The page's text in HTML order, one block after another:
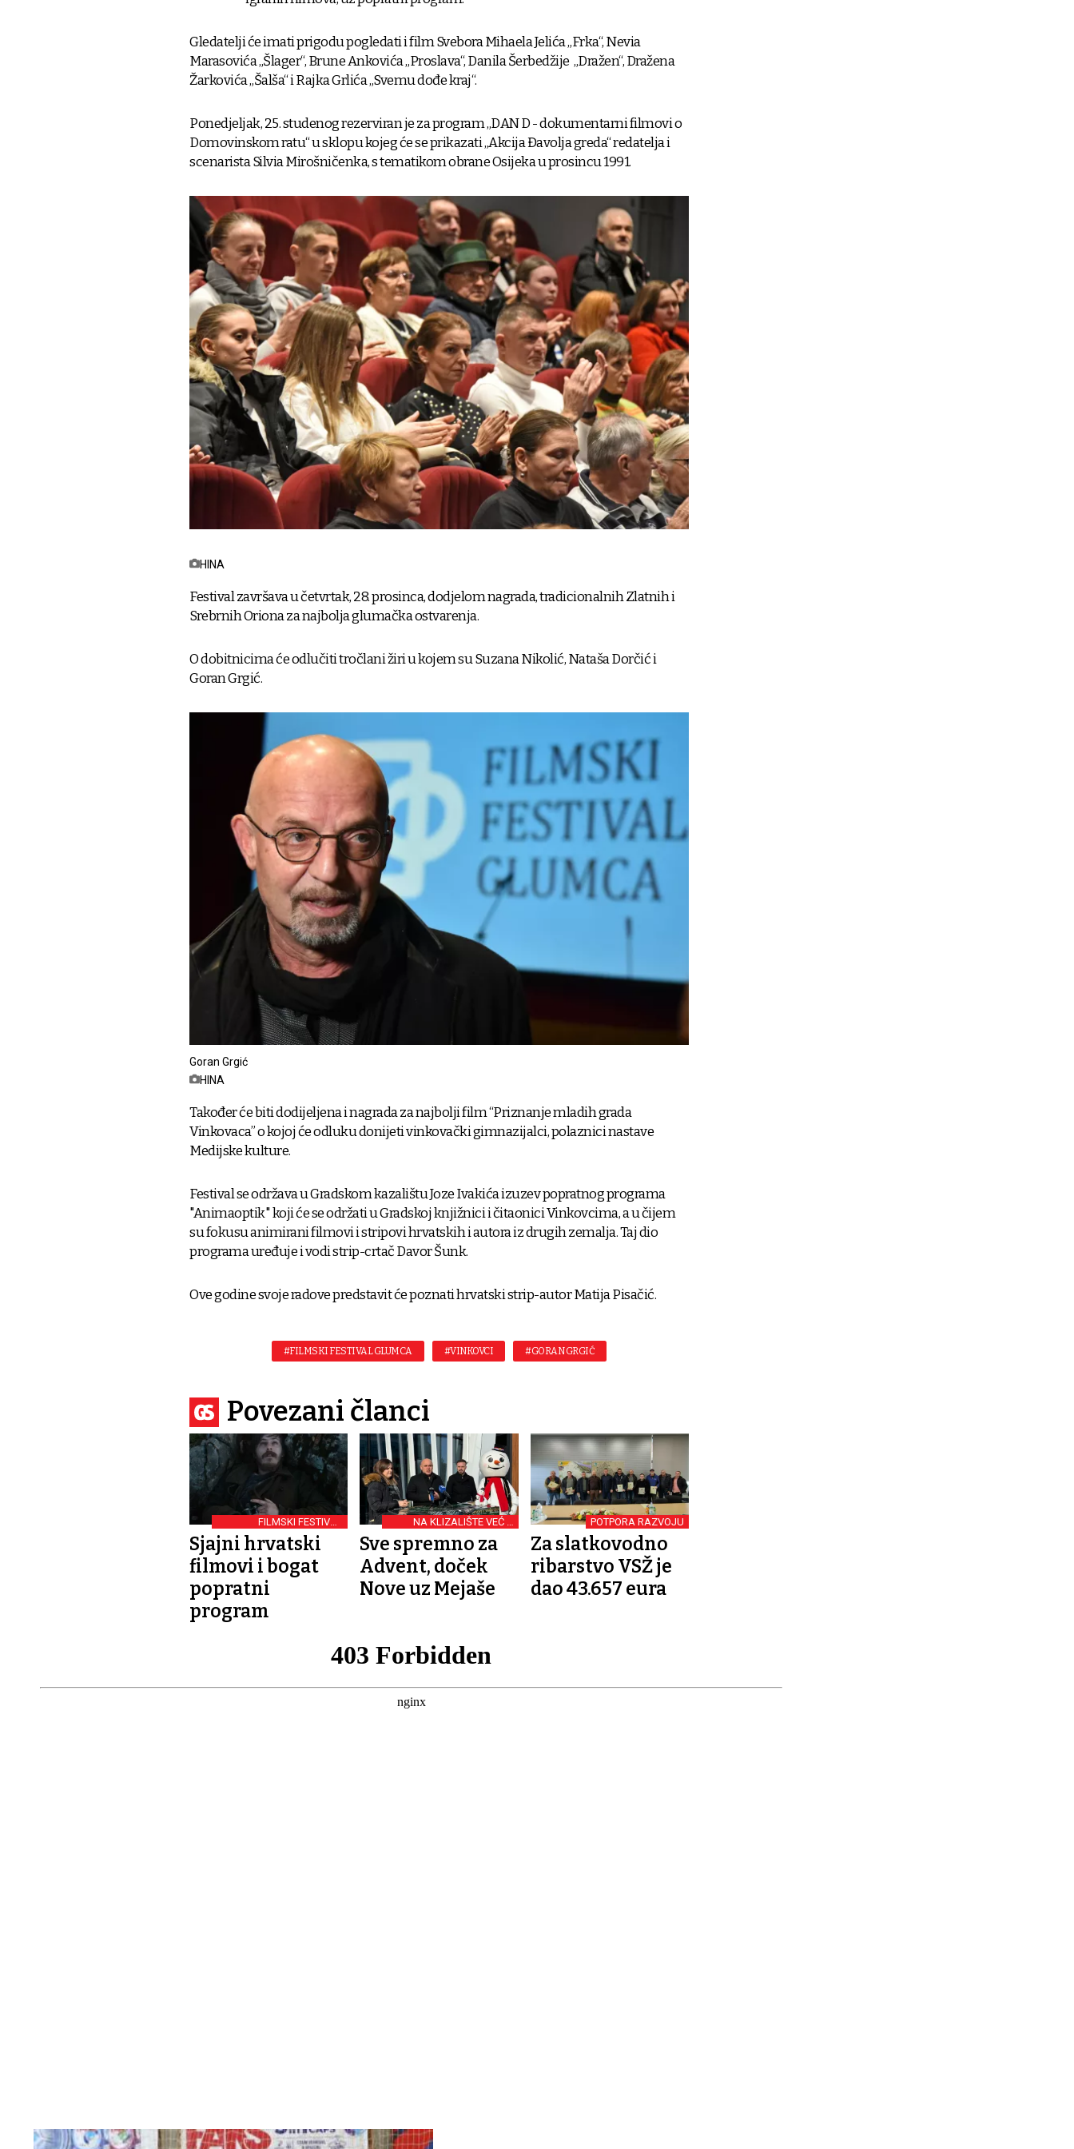
Gledatelji će imati prigodu pogledati i film Svebora Mihaela Jelića „Frka“, Nevia
Marasovića „Šlager“, Brune Ankovića „Proslava“, Danila Šerbedžije „Dražen“, Dražena
Žarkovića „Šalša“ i Rajka Grlića „Svemu dođe kraj“.
Ponedjeljak, 25. studenog rezerviran je za program „DAN D - dokumentarni filmovi o
Domovinskom ratu“ u sklopu kojeg će se prikazati „Akcija Đavolja greda“ redatelja i
scenarista Silvia Mirošničenka, s tematikom obrane Osijeka u prosincu 1991.
HINA
Festival završava u četvrtak, 28. prosinca, dodjelom nagrada, tradicionalnih Zlatnih i
Srebrnih Oriona za najbolja glumačka ostvarenja.
O dobitnicima će odlučiti tročlani žiri u kojem su Suzana Nikolić, Nataša Dorčić i
Goran Grgić.
Goran Grgić
HINA
Također će biti dodijeljena i nagrada za najbolji film “Priznanje mladih grada
Vinkovaca” o kojoj će odluku donijeti vinkovački gimnazijalci, polaznici nastave
Medijske kulture.
Festival se održava u Gradskom kazalištu Joze Ivakića izuzev popratnog programa
"Animaoptik" koji će se održati u Gradskoj knjižnici i čitaonici Vinkovcima, a u čijem
su fokusu animirani filmovi i stripovi hrvatskih i autora iz drugih zemalja. Taj dio
programa uređuje i vodi strip-crtač Davor Šunk.
Ove godine svoje radove predstavit će poznati hrvatski strip-autor Matija Pisačić.
#FILMSKI FESTIVAL GLUMCA #VINKOVCI #GORAN GRGIĆ
Povezani članci
FILMSKI FESTIVAL
GLUMCA U VINKOVCIMA
Sjajni hrvatski
filmovi i bogat
popratni
program
NA KLIZALIŠTE VEĆ U
PETAK, KLIZALJKE EURO
Sve spremno za
Advent, doček
Nove uz Mejaše
POTPORA RAZVOJU
Za slatkovodno
ribarstvo VSŽ je
dao 43.657 eura